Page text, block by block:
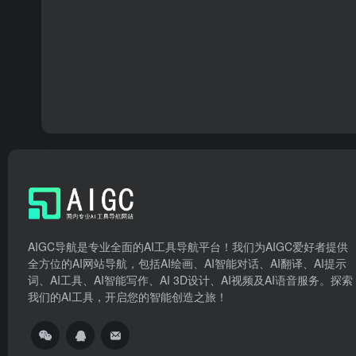
AIGC导航是专业全面的AI工具导航平台！我们为AIGC爱好者提供
全方位的AI网站导航，包括AI绘画、AI智能对话、AI翻译、AI提示
词、AI工具、AI智能写作、AI 3D设计、AI视频及AI语音服务。探索
我们的AI工具，开启您的智能创造之旅！